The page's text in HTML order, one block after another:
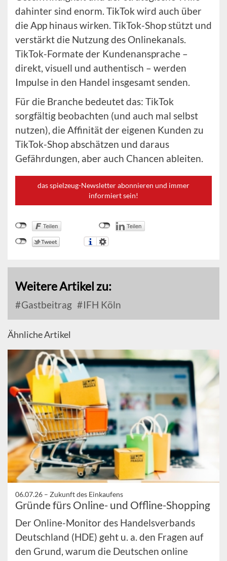
dahinter sind enorm. TikTok wird auch über
die App hinaus wirken. TikTok-Shop stützt und
verstärkt die Nutzung des Onlinekanals.
TikTok-Formate der Kundenansprache –
direkt, visuell und authentisch – werden
Impulse in den Handel insgesamt senden.
Für die Branche bedeutet das: TikTok
sorgfältig beobachten (und auch mal selbst
nutzen), die Affinität der eigenen Kunden zu
TikTok-Shop abschätzen und daraus
Gefährdungen, aber auch Chancen ableiten.
das spielzeug-Newsletter abonnieren und immer
informiert sein!
Weitere Artikel zu:
Gastbeitrag IFH Köln
Ähnliche Artikel
06.07.26 – Zukunft des Einkaufens
Gründe fürs Online- und Offline-Shopping
Der Online-Monitor des Handelsverbands
Deutschland (HDE) geht u. a. den Fragen auf
den Grund, warum die Deutschen online